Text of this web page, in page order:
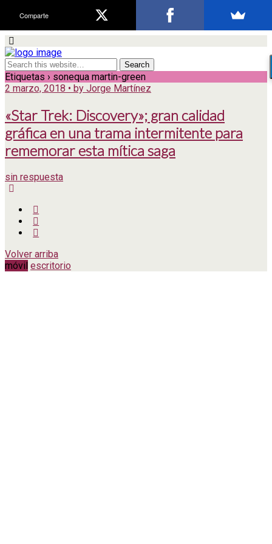
Etiquetas › sonequa martin-green
2 marzo, 2018 • by Jorge Martínez
«Star Trek: Discovery»; gran calidad
gráfica en una trama intermitente para
rememorar esta mítica saga
sin respuesta
Volver arriba
móvil escritorio
Comparte